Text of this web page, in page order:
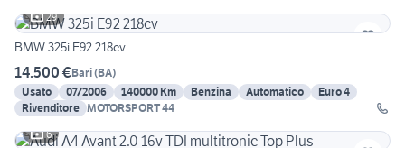
29
BMW 325i E92 218cv
14.500 €Bari(BA)
Usato
07/2006 140000 Km Benzina Automatico
Euro 4
Rivenditore MOTORSPORT 44
6